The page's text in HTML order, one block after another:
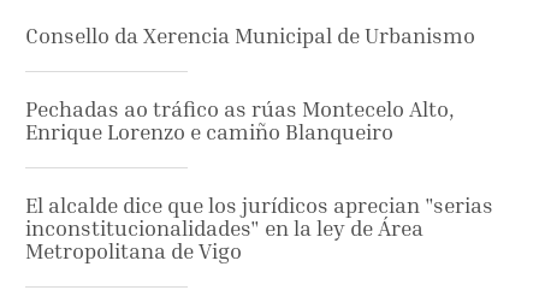
Consello da Xerencia Municipal de Urbanismo
Pechadas ao tráfico as rúas Montecelo Alto,
Enrique Lorenzo e camiño Blanqueiro
El alcalde dice que los jurídicos aprecian "serias
inconstitucionalidades" en la ley de Área
Metropolitana de Vigo